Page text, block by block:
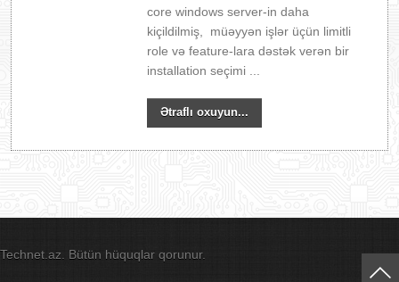
core windows server-in daha
kiçildilmiş, müəyyən işlər üçün limitli
role və feature-lara dəstək verən bir
installation seçimi ...
Ətraflı oxuyun...
Technet.az. Bütün hüquqlar qorunur.